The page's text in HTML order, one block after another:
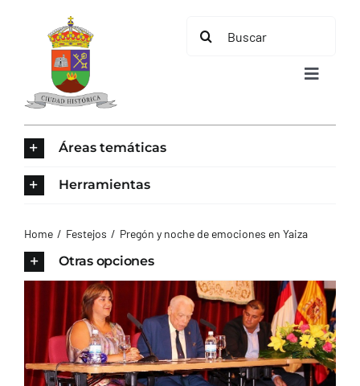
contenido
Buscar:
Toggle
AYUNTAMIENTO
TURISMO
Áreas temáticas
Herramientas
Home Festejos Pregón y noche de emociones en Yaiza
Otras opciones